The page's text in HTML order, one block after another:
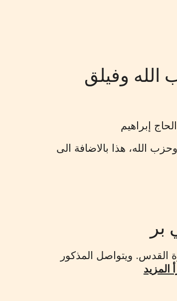
الله وفيلق
إبراهيم
الله، هذا بالاضافة الى
بعدة نشاطات لصالح الوحدة ٨٤٠ التابعة لقوة القدس. ويتواصل المذكور
المزيد